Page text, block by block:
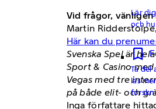
Lär
och
Ta del
läs
Vid frågor, vänligen
Martin Ridderstolpe,
Här kan du
Svenska Spel är
Sport & Casino
Vegas med tre
på både elit- och
Inga författare